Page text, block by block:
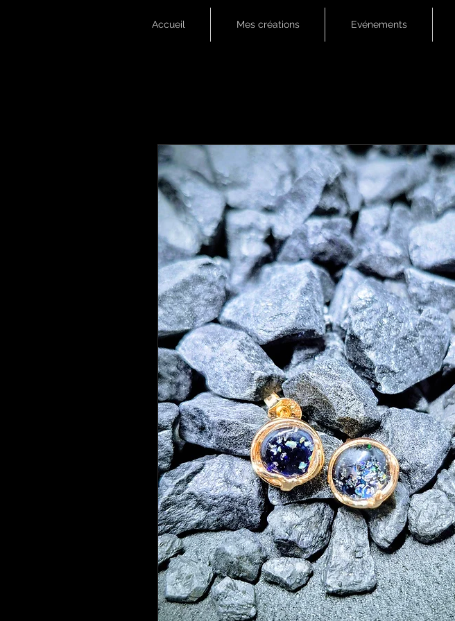
Accueil Mes créations Evénements